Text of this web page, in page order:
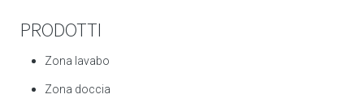
PRODOTTI
Zona lavabo
Zona doccia